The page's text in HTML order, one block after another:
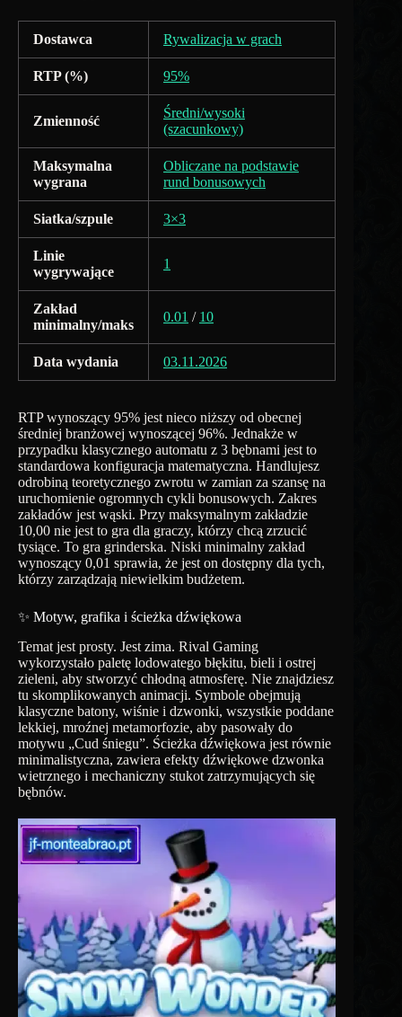
Dostawca Rywalizacja w grach
RTP (%) 95%
Zmienność
Średni/wysoki
(szacunkowy)
Maksymalna
wygrana
Obliczane na podstawie
rund bonusowych
Siatka/szpule 3×3
Linie
wygrywające
1
Zakład
minimalny/maks
0.01 / 10
Data wydania 03.11.2026
RTP wynoszący 95% jest nieco niższy od obecnej
średniej branżowej wynoszącej 96%. Jednakże w
przypadku klasycznego automatu z 3 bębnami jest to
standardowa konfiguracja matematyczna. Handlujesz
odrobiną teoretycznego zwrotu w zamian za szansę na
uruchomienie ogromnych cykli bonusowych. Zakres
zakładów jest wąski. Przy maksymalnym zakładzie
10,00 nie jest to gra dla graczy, którzy chcą zrzucić
tysiące. To gra grinderska. Niski minimalny zakład
wynoszący 0,01 sprawia, że ​​jest on dostępny dla tych,
którzy zarządzają niewielkim budżetem.
✨ Motyw, grafika i ścieżka dźwiękowa
Temat jest prosty. Jest zima. Rival Gaming
wykorzystało paletę lodowatego błękitu, bieli i ostrej
zieleni, aby stworzyć chłodną atmosferę. Nie znajdziesz
tu skomplikowanych animacji. Symbole obejmują
klasyczne batony, wiśnie i dzwonki, wszystkie poddane
lekkiej, mroźnej metamorfozie, aby pasowały do ​​
motywu „Cud śniegu”. Ścieżka dźwiękowa jest równie
minimalistyczna, zawiera efekty dźwiękowe dzwonka
wietrznego i mechaniczny stukot zatrzymujących się
bębnów.